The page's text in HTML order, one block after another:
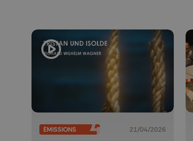
ÉMISSIONS 21/04/2026